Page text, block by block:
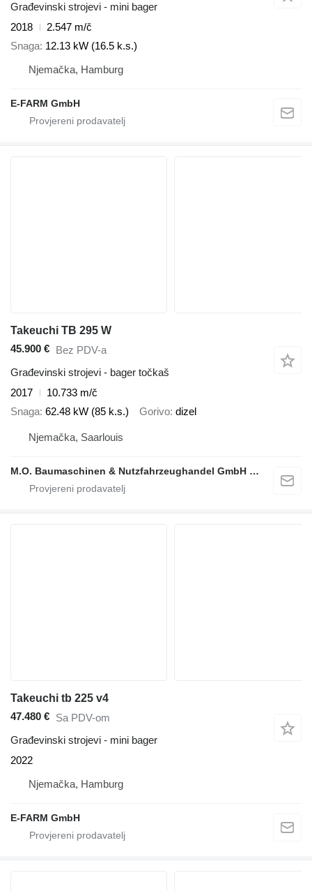
Građevinski strojevi - mini bager
2018
2.547 m/č
Snaga 12.13 kW (16.5 k.s.)
Njemačka, Hamburg
E-FARM GmbH
Takeuchi TB 295 W
45.900 € Bez PDV-a
Građevinski strojevi - bager točkaš
2017
10.733 m/č
Snaga 62.48 kW (85 k.s.) Gorivo dizel
Njemačka, Saarlouis
M.O. Baumaschinen & Nutzfahrzeughandel GmbH & CO.
Takeuchi tb 225 v4
47.480 € Sa PDV-om
Građevinski strojevi - mini bager
2022
Njemačka, Hamburg
E-FARM GmbH